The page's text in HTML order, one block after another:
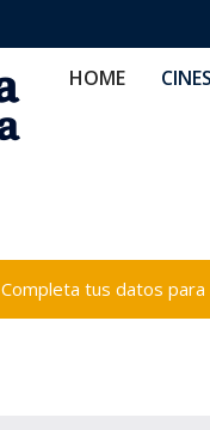
HOME CINES
Completa tus datos para